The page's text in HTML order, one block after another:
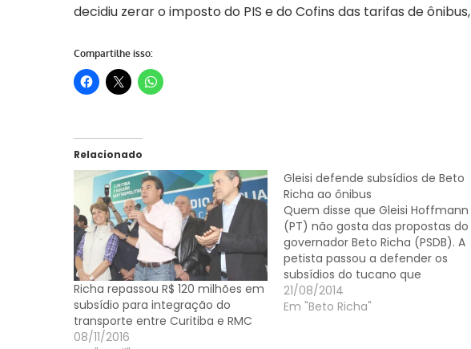
decidiu zerar o imposto do PIS e do Cofins das tarifas de
Compartilhe isso:
Relacionado
Richa repassou R$ 120 milhões em
subsídio para integração do
transporte entre Curitiba e RMC
08/11/2016
Gleisi defende subsídios de Beto
Richa ao ônibus
Quem disse que Gleisi Hoffmann
(PT) não gosta das propostas do
governador Beto Richa (PSDB). A
petista passou a defender os
subsídios do tucano que
garantiram a redução da tarifa do
ônibus em Curitiba, mais 13
21/08/2014
Em "Beto Richa"